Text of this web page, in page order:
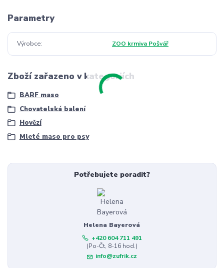
Parametry
Výrobce ZOO krmiva Pošvář
Zboží zařazeno v kategoriích
BARF maso
Chovatelská balení
Hovězí
Mleté maso pro psy
Potřebujete poradit?
Helena Bayerová
+420 604 711 491
(Po-Čt, 8-16 hod.)
info@zufrik.cz